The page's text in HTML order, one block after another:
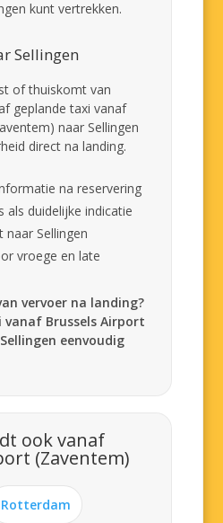
kunt vertrekken.
Sellingen
of thuiskomt van
geplande taxi vanaf
naar Sellingen
direct na landing.
na reservering
als duidelijke indicatie
Sellingen
vroege en late
vervoer na landing?
vanaf Brussels Airport
eenvoudig
ook vanaf
(Zaventem)
Rotterdam